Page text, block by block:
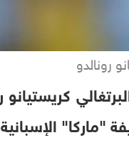
رونالدو